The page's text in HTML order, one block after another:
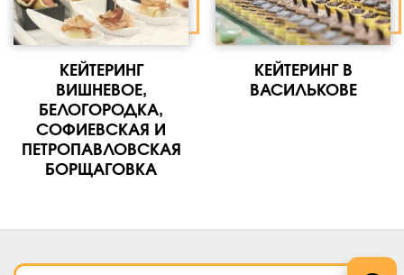
КЕЙТЕРИНГ
ВИШНЕВОЕ,
БЕЛОГОРОДКА,
СОФИЕВСКАЯ И
ПЕТРОПАВЛОВСКАЯ
БОРЩАГОВКА
КЕЙТЕРИНГ В
ВАСИЛЬКОВЕ